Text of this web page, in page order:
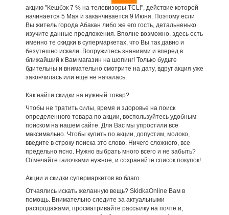
акцию "Кешбэк 7 % на телевизоры TCL!", действие которой
начинается 5 Мая и заканчивается 9 Июня. Поэтому если
Вы житель города Абакан либо же его гость, детальненько
изучите данные предложения. Вполне возможно, здесь есть
именно те скидки в супермаркетах, что Вы так давно и
безутешно искали. Вооружитесь знаниями и вперед в
ближайший к Вам магазин на шопинг! Только будьте
бдительны и внимательно смотрите на дату, вдруг акция уже
закончилась или еще не началась.
Как найти скидки на нужный товар?
Чтобы не тратить силы, время и здоровье на поиск
определенного товара по акции, воспользуйтесь удобным
поиском на нашем сайте. Для Вас мы упростили все
максимально. Чтобы купить по акции, допустим, молоко,
введите в строку поиска это слово. Ничего сложного, все
предельно ясно. Нужно выбрать много всего и не забыть?
Отмечайте галочками нужное, и сохраняйте список покупок!
Акции и скидки супермаркетов во благо
Отчаялись искать желанную вещь? SkidkaOnline Вам в
помощь. Внимательно следите за актуальными
распродажами, просматривайте рассылку на почте и,